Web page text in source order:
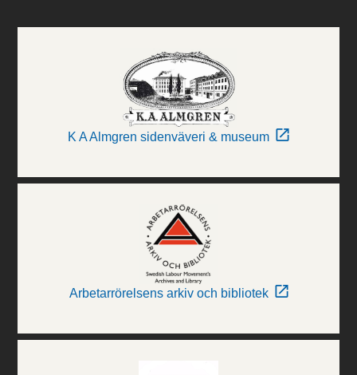
K A Almgren sidenväveri & museum
Arbetarrörelsens arkiv och bibliotek